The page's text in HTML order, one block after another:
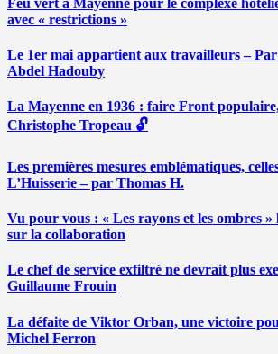
Feu vert à Mayenne pour le complexe
avec « restrictions »
Le 1er mai appartient aux travailleurs –
Abdel Hadouby
La Mayenne en 1936 : faire Front
Christophe Tropeau 🔓
Les premières mesures emblématiques,
L’Huisserie – par Thomas H.
Vu pour vous : « Les rayons et les ombres
sur la collaboration
Le chef de service exfiltré ne devrait plus
Guillaume Frouin
La défaite de Viktor Orban, une victoire
Michel Ferron